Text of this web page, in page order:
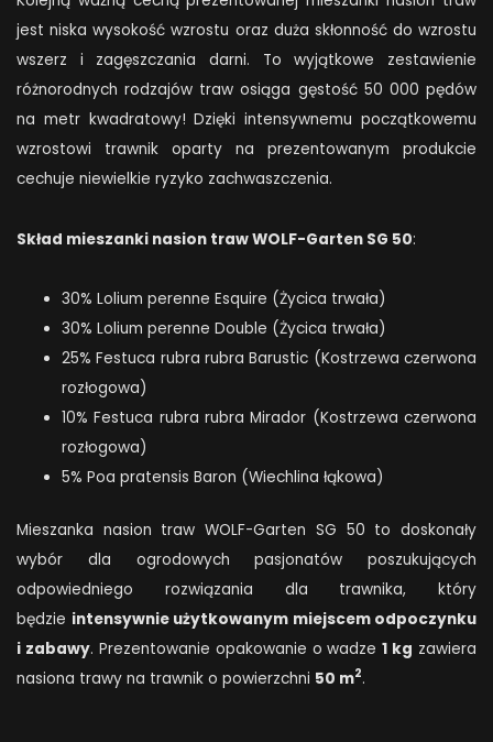
jest niska wysokość wzrostu oraz duża skłonność do wzrostu
wszerz i zagęszczania darni. To wyjątkowe zestawienie
różnorodnych rodzajów traw osiąga gęstość 50 000 pędów
na metr kwadratowy! Dzięki intensywnemu początkowemu
wzrostowi trawnik oparty na prezentowanym produkcie
cechuje niewielkie ryzyko zachwaszczenia.
Skład mieszanki nasion traw WOLF-Garten SG 50:
30% Lolium perenne Esquire (Życica trwała)
30% Lolium perenne Double (Życica trwała)
25% Festuca rubra rubra Barustic (Kostrzewa czerwona
rozłogowa)
10% Festuca rubra rubra Mirador (Kostrzewa czerwona
rozłogowa)
5% Poa pratensis Baron (Wiechlina łąkowa)
Mieszanka nasion traw WOLF-Garten SG 50 to doskonały
wybór dla ogrodowych pasjonatów poszukujących
odpowiedniego rozwiązania dla trawnika, który
będzie intensywnie użytkowanym miejscem odpoczynku
i zabawy. Prezentowanie opakowanie o wadze1 kg zawiera
nasiona trawy na trawnik o powierzchni 50 m2.